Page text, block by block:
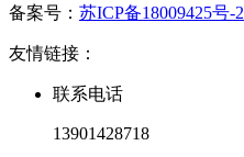
备案号： 苏ICP备18009425号-2
友情链接：
联系电话
13901428718